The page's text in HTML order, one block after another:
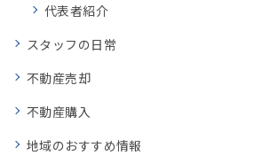
代表者紹介
スタッフの日常
不動産売却
不動産購入
地域のおすすめ情報